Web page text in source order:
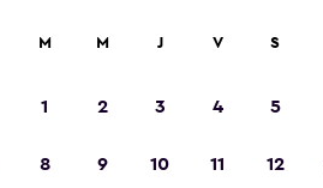
M M J V S
1 2 3 4 5
8 9 10 11 12